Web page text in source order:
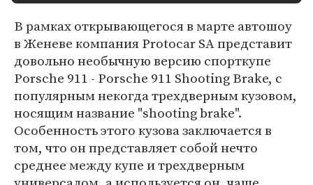
В рамках открывающегося в марте автошоу
в Женеве компания Protocar SA представит
довольно необычную версию спорткупе
Porsche 911 - Porsche 911 Shooting Brake, с
популярным некогда трехдверным кузовом,
носящим название "shooting brake".
Особенность этого кузова заключается в
том, что он представляет собой нечто
среднее между купе и трехдверным